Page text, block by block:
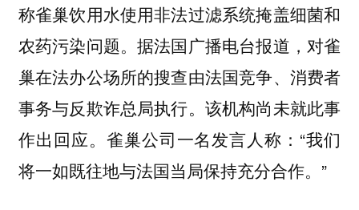
称雀巢饮用水使用非法过滤系统掩盖细菌和
农药污染问题。据法国广播电台报道，对雀
巢在法办公场所的搜查由法国竞争、消费者
事务与反欺诈总局执行。该机构尚未就此事
作出回应。雀巢公司一名发言人称：“我们
将一如既往地与法国当局保持充分合作。”